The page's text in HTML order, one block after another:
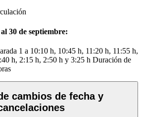
30 de septiembre:
1 a 10:10 h, 10:45 h, 11:20 h, 11:55 h,
h, 2:15 h, 2:50 h y 3:25 h Duración de
cambios de fecha y